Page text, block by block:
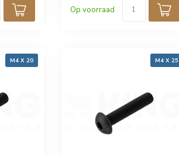
Op voorraad
M4 X 20 M4 X 25